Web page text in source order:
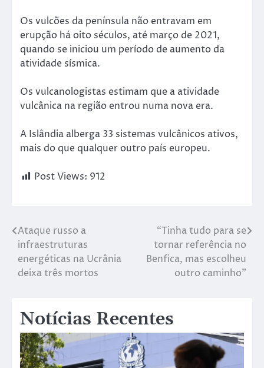
Os vulcões da península não entravam em
erupção há oito séculos, até março de 2021,
quando se iniciou um período de aumento da
atividade sísmica.
Os vulcanologistas estimam que a atividade
vulcânica na região entrou numa nova era.
A Islândia alberga 33 sistemas vulcânicos ativos,
mais do que qualquer outro país europeu.
Post Views: 912
Ataque russo a
infraestruturas
energéticas na Ucrânia
deixa três mortos
“Tinha tudo para se
tornar referência no
Benfica, mas escolheu
outro caminho”
Notícias Recentes